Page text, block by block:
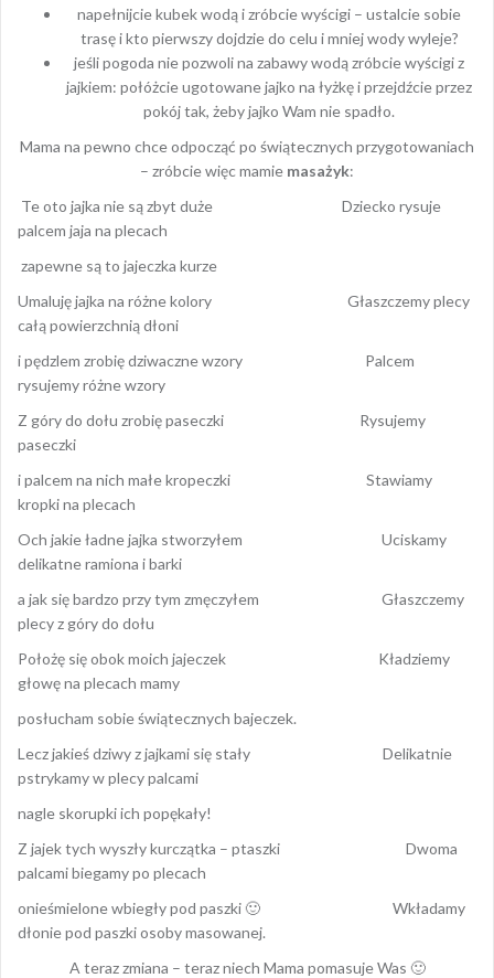
napełnijcie kubek wodą i zróbcie wyścigi – ustalcie sobie
trasę i kto pierwszy dojdzie do celu i mniej wody wyleje?
jeśli pogoda nie pozwoli na zabawy wodą zróbcie wyścigi z
jajkiem: połóżcie ugotowane jajko na łyżkę i przejdźcie przez
pokój tak, żeby jajko Wam nie spadło.
Mama na pewno chce odpocząć po świątecznych przygotowaniach
– zróbcie więc mamie masażyk:
Te oto jajka nie są zbyt duże Dziecko rysuje
palcem jaja na plecach
zapewne są to jajeczka kurze
Umaluję jajka na różne kolory Głaszczemy plecy
całą powierzchnią dłoni
i pędzlem zrobię dziwaczne wzory Palcem
rysujemy różne wzory
Z góry do dołu zrobię paseczki Rysujemy
paseczki
i palcem na nich małe kropeczki Stawiamy
kropki na plecach
Och jakie ładne jajka stworzyłem Uciskamy
delikatne ramiona i barki
a jak się bardzo przy tym zmęczyłem Głaszczemy
plecy z góry do dołu
Położę się obok moich jajeczek Kładziemy
głowę na plecach mamy
posłucham sobie świątecznych bajeczek.
Lecz jakieś dziwy z jajkami się stały Delikatnie
pstrykamy w plecy palcami
nagle skorupki ich popękały!
Z jajek tych wyszły kurczątka – ptaszki Dwoma
palcami biegamy po plecach
onieśmielone wbiegły pod paszki 🙂 Wkładamy
dłonie pod paszki osoby masowanej.
A teraz zmiana – teraz niech Mama pomasuje Was 🙂